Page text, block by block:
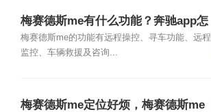
梅赛德斯me有什么功能？奔驰app怎
么使用
梅赛德斯me的功能有远程操控、寻车功能、远程
监控、车辆救援及咨询...
梅赛德斯me定位好烦，梅赛德斯me